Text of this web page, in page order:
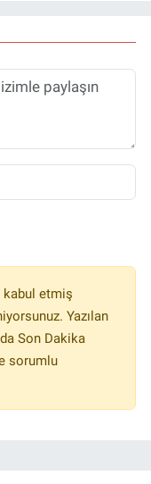
kabul etmiş
Yazılan
Son Dakika
sorumlu